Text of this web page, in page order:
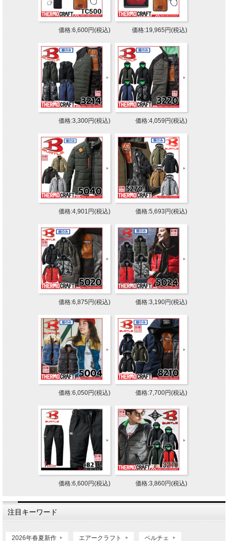
価格:6,600円(税込) 価格:19,965円(税込)
価格:3,300円(税込) 価格:4,059円(税込)
価格:4,901円(税込) 価格:5,693円(税込)
価格:6,875円(税込) 価格:3,190円(税込)
価格:6,050円(税込) 価格:7,700円(税込)
価格:6,600円(税込) 価格:3,860円(税込)
注目キーワード
2026年春夏新作 エアークラフト ペルチェ